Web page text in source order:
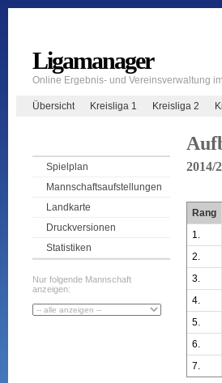
Ligamanager
Online Ergebnis- und Vereinsverwaltung
Übersicht Kreisliga 1 Kreisliga 2
Spielplan
Mannschaftsaufstellungen
Landkarte
Druckversionen
Statistiken
Nur folgende Mannschaft
anzeigen:
2014/
Rang
1.
2.
3.
4.
5.
6.
7.